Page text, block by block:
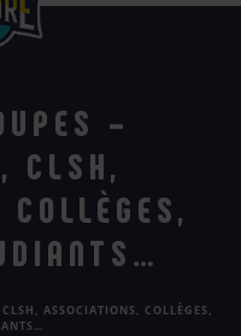
–
CLSH,
ASSOCIATIONS, COLLÈGES,